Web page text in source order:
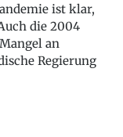
ist klar,
die 2004
an
Regierung